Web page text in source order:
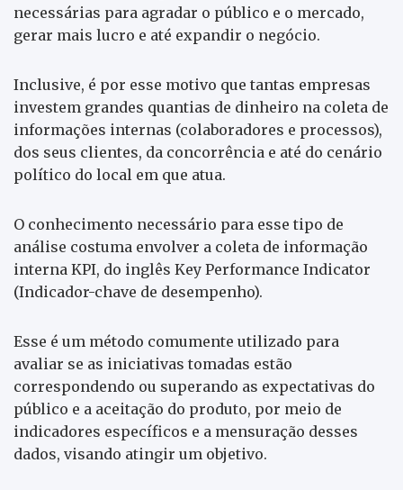
necessárias para agradar o público e o mercado,
gerar mais lucro e até expandir o negócio.
Inclusive, é por esse motivo que tantas empresas
investem grandes quantias de dinheiro na coleta de
informações internas (colaboradores e processos),
dos seus clientes, da concorrência e até do cenário
político do local em que atua.
O conhecimento necessário para esse tipo de
análise costuma envolver a coleta de informação
interna KPI, do inglês Key Performance Indicator
(Indicador-chave de desempenho).
Esse é um método comumente utilizado para
avaliar se as iniciativas tomadas estão
correspondendo ou superando as expectativas do
público e a aceitação do produto, por meio de
indicadores específicos e a mensuração desses
dados, visando atingir um objetivo.